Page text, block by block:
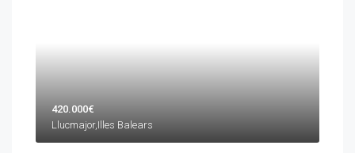
420.000€
Llucmajor,Illes Balears